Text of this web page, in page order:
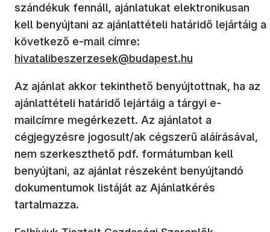
szándékuk fennáll, ajánlatukat elektronikusan
kell benyújtani az ajánlattételi határidő lejártáig a
következő e-mail címre:
hivatalibeszerzesek@budapest.hu
Az ajánlat akkor tekinthető benyújtottnak, ha az
ajánlattételi határidő lejártáig a tárgyi e-
mailcímre megérkezett. Az ajánlatot a
cégjegyzésre jogosult/ak cégszerű aláírásával,
nem szerkeszthető pdf. formátumban kell
benyújtani, az ajánlat részeként benyújtandó
dokumentumok listáját az Ajánlatkérés
tartalmazza.